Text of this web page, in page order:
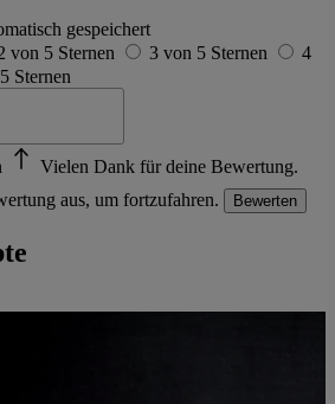
gespeichert
von 5 Sternen 3 von 5 Sternen
4
Sternen
Vielen Dank für deine Bewertung.
aus, um fortzufahren.
Bewerten